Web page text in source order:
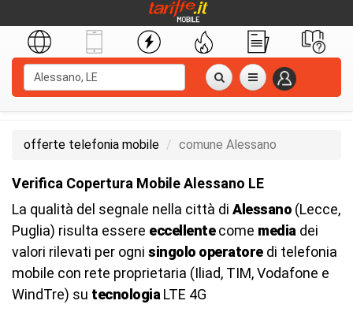
offerte telefonia mobile comune Alessano
Verifica Copertura Mobile Alessano LE
La qualità del segnale nella città di Alessano (Lecce,
Puglia) risulta essere eccellentecome media dei
valori rilevati per ogni singolo operatoredi telefonia
mobile con rete proprietaria (Iliad, TIM, Vodafone e
WindTre) su tecnologia LTE 4G